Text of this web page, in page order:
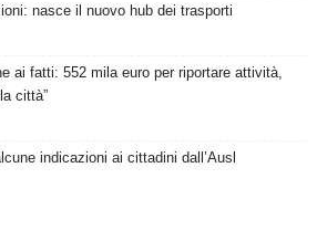
nasce il nuovo hub dei trasporti
ai fatti: 552 mila euro per riportare attività,
città”
indicazioni ai cittadini dall’Ausl